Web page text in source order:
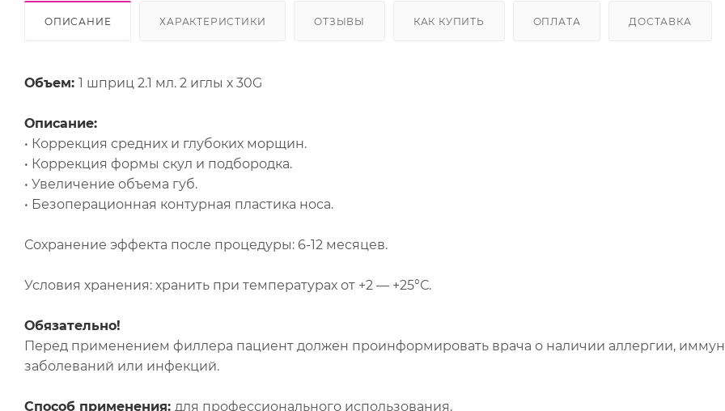
ОПИСАНИЕ ХАРАКТЕРИСТИКИ ОТЗЫВЫ КАК КУПИТЬ ОПЛАТА ДОСТАВКА
Объем: 1 шприц 2.1 мл. 2 иглы х 30G
Описание:
• Коррекция средних и глубоких морщин.
• Коррекция формы скул и подбородка.
• Увеличение объема губ.
• Безоперационная контурная пластика носа.
Сохранение эффекта после процедуры: 6-12 месяцев.
Условия хранения: хранить при температурах от +2 — +25°С.
Обязательно!
Перед применением филлера пациент должен проинформировать врача о наличии аллергии,
заболеваний или инфекций.
Способ применения: для профессионального использования.